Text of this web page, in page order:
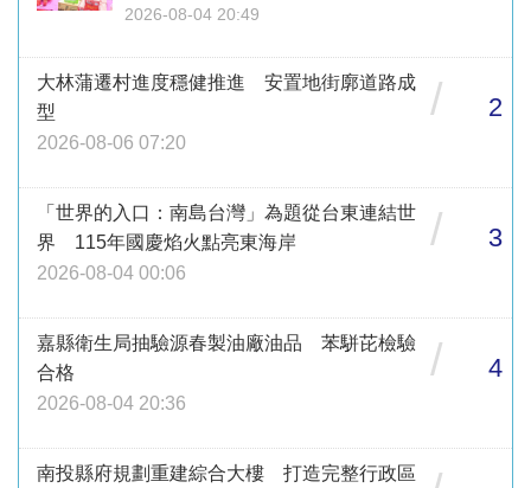
2026-08-04 20:49
大林蒲遷村進度穩健推進 安置地街廓道路成
型
2026-08-06 07:20
/ 2
「世界的入口：南島台灣」為題從台東連結世
界 115年國慶焰火點亮東海岸
2026-08-04 00:06
/ 3
嘉縣衛生局抽驗源春製油廠油品 苯駢芘檢驗
合格
2026-08-04 20:36
/ 4
南投縣府規劃重建綜合大樓 打造完整行政區